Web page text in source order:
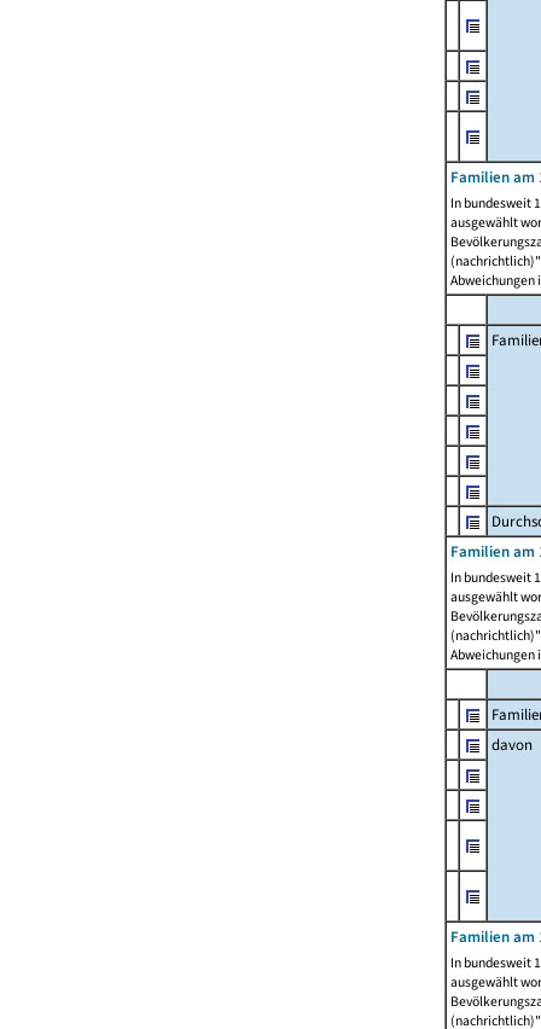
Familien am
In bundesweit
ausgewählt
Abweichungen
Familien am
In bundesweit
ausgewählt
Abweichungen
davon
Familien am
In bundesweit
ausgewählt